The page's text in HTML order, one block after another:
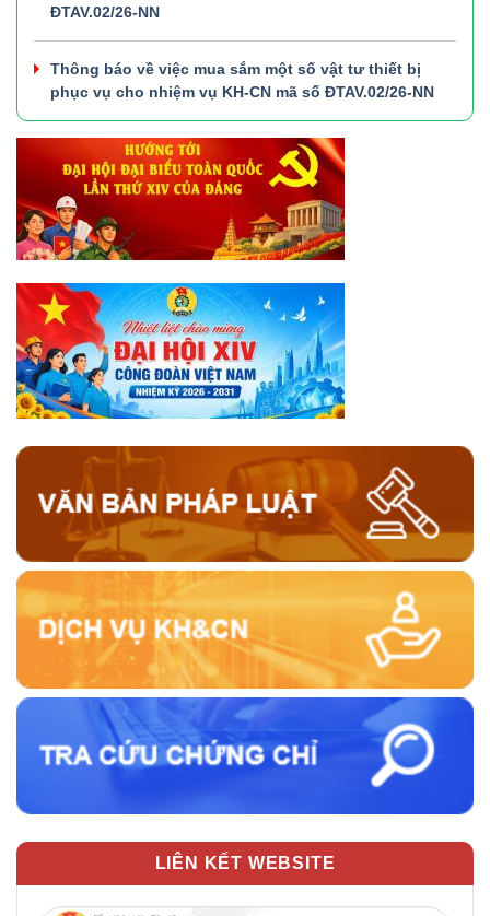
ĐTAV.02/26-NN
Thông báo về việc mua sắm một số vật tư thiết bị
phục vụ cho nhiệm vụ KH-CN mã số ĐTAV.02/26-NN
LIÊN KẾT WEBSITE